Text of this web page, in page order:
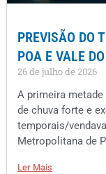
PREVISÃO DO
POA E VALE
26 de julho de 2026
A primeira
de chuva forte e
temporais/
Metropolitana de
Ler Mais